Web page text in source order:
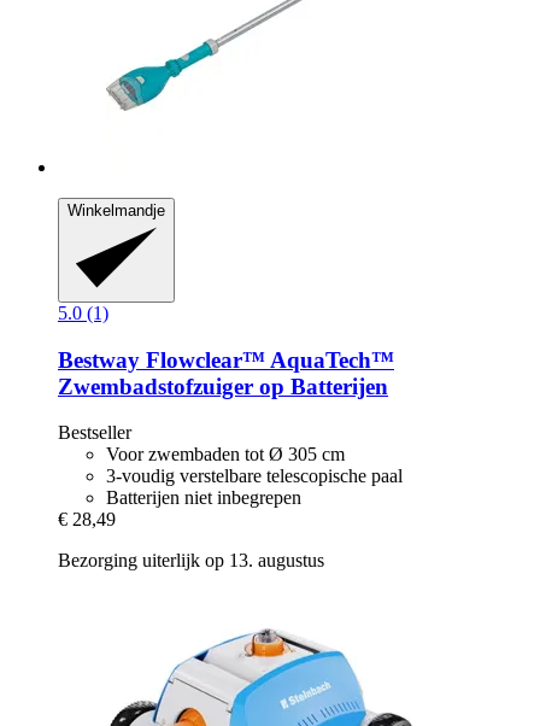
Winkelmandje
5.0 (1)
Bestway Flowclear™ AquaTech™
Zwembadstofzuiger op Batterijen
Bestseller
Voor zwembaden tot Ø 305 cm
3-voudig verstelbare telescopische paal
Batterijen niet inbegrepen
€ 28,49
Bezorging uiterlijk op 13. augustus